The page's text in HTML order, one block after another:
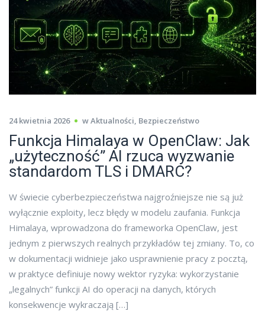
24 kwietnia 2026 wAktualności Bezpieczeństwo
Funkcja Himalaya w OpenClaw: Jak
„użyteczność” AI rzuca wyzwanie
standardom TLS i DMARC?
W świecie cyberbezpieczeństwa najgroźniejsze nie są już
wyłącznie exploity, lecz błędy w modelu zaufania. Funkcja
Himalaya, wprowadzona do frameworka OpenClaw, jest
jednym z pierwszych realnych przykładów tej zmiany. To, co
w dokumentacji widnieje jako usprawnienie pracy z pocztą,
w praktyce definiuje nowy wektor ryzyka: wykorzystanie
„legalnych” funkcji AI do operacji na danych, których
konsekwencje wykraczają […]